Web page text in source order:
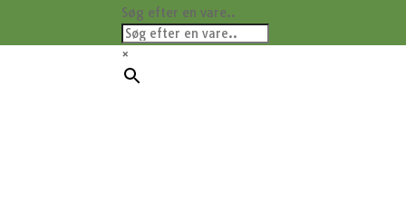
Søg efter en vare..
×